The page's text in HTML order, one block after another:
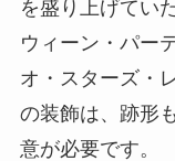
を盛り上げてい
ウィーン・パー
オ・スターズ・
の装飾は、跡形
意が必要です。